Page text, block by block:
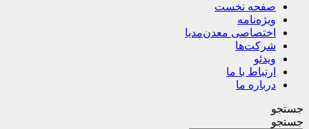
صفحه نخست
ویژه‌نامه
اختصاصی معدن‌مدیا
شرکت‌ها
ویدئو
ارتباط با ما
درباره ما
جستجو
جستجو